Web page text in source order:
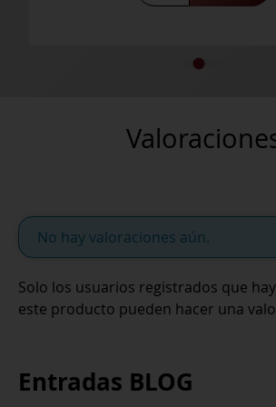
No hay valoraciones aún.
Solo los usuarios registrados que
este producto pueden hacer una
Entradas BLOG